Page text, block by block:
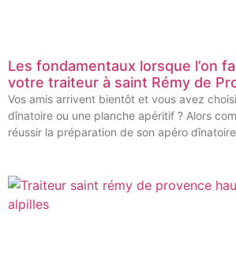
Les fondamentaux lorsque l’on
votre traiteur à saint Rémy de
Vos amis arrivent bientôt et vous avez
dînatoire ou une planche apéritif ? Alors
réussir la préparation de son apéro